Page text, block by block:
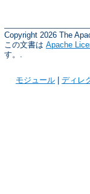
Copyright 2026 The
この文書は Apache
す。.
モジュール | ディレ